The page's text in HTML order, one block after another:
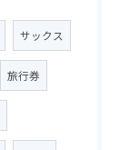
サックス
旅行券